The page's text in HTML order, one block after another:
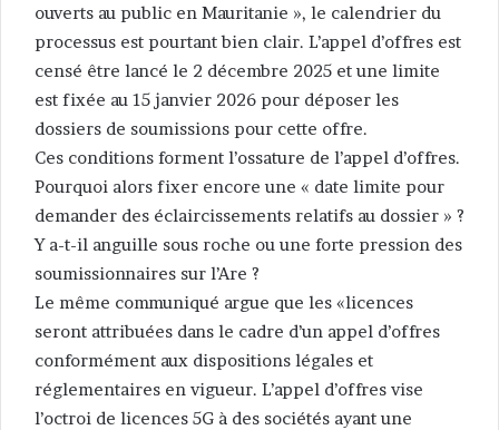
ouverts au public en Mauritanie », le calendrier du
processus est pourtant bien clair. L’appel d’offres est
censé être lancé le 2 décembre 2025 et une limite
est fixée au 15 janvier 2026 pour déposer les
dossiers de soumissions pour cette offre.
Ces conditions forment l’ossature de l’appel d’offres.
Pourquoi alors fixer encore une « date limite pour
demander des éclaircissements relatifs au dossier » ?
Y a-t-il anguille sous roche ou une forte pression des
soumissionnaires sur l’Are ?
Le même communiqué argue que les «licences
seront attribuées dans le cadre d’un appel d’offres
conformément aux dispositions légales et
réglementaires en vigueur. L’appel d’offres vise
l’octroi de licences 5G à des sociétés ayant une